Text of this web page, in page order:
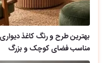
بهترین طرح و رنگ کاغذ
مناسب فضای کوچک و بزرگ